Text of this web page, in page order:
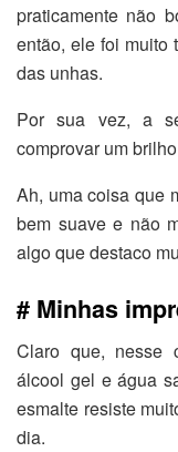
praticamente não
então, ele foi muito
das unhas.
Por sua vez, a
comprovar um
Ah, uma coisa que
bem suave e não
algo que destaco
# Minhas
Claro que, nesse
álcool gel e água
esmalte resiste
dia.